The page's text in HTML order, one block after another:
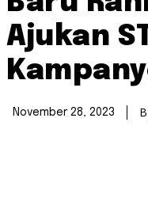
Ajukan
November 28, 2023